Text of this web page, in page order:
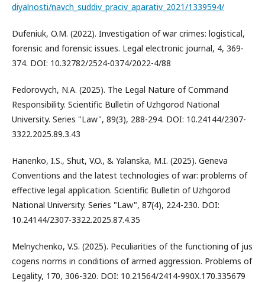
diyalnosti/navch_suddiv_praciv_aparativ_2021/1339594/
Dufeniuk, O.M. (2022). Investigation of war crimes: logistical,
forensic and forensic issues. Legal electronic journal, 4, 369-
374. DOI: 10.32782/2524-0374/2022-4/88
Fedorovych, N.A. (2025). The Legal Nature of Command
Responsibility. Scientific Bulletin of Uzhgorod National
University. Series "Law", 89(3), 288-294. DOI: 10.24144/2307-
3322.2025.89.3.43
Hanenko, I.S., Shut, V.O., & Yalanska, M.I. (2025). Geneva
Conventions and the latest technologies of war: problems of
effective legal application. Scientific Bulletin of Uzhgorod
National University. Series "Law", 87(4), 224-230. DOI:
10.24144/2307-3322.2025.87.4.35
Melnychenko, V.S. (2025). Peculiarities of the functioning of jus
cogens norms in conditions of armed aggression. Problems of
Legality, 170, 306-320. DOI: 10.21564/2414-990X.170.335679